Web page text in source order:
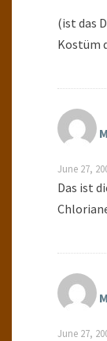
(ist das
Kostüm
June 27,
Das ist
June 27,